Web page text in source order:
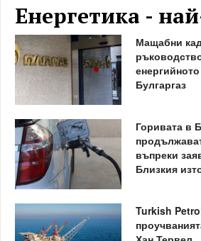
Енергетика -
Мащабни
Булгаргаз
Горивата в
въпреки
Близкия
Turkish